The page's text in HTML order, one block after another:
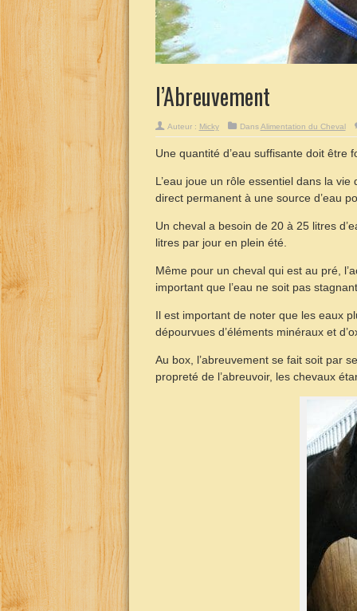
l’Abreuvement
Auteur : Micky DansAlimentation du Cheval
Une quantité d’eau suffisante doit être
L’eau joue un rôle essentiel dans la
direct permanent à une source d’eau
Un cheval a besoin de 20 à 25 litres
litres par jour en plein été.
Même pour un cheval qui est au pré,
important que l’eau ne soit pas
Il est important de noter que les eaux
dépourvues d’éléments minéraux et
Au box, l’abreuvement se fait soit par
propreté de l’abreuvoir, les chevaux